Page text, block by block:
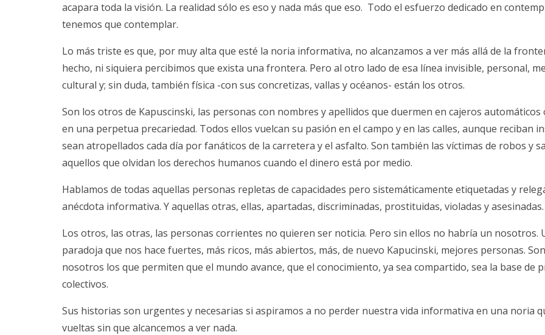
acapara toda la visión. La realidad sólo es eso y nada más que eso. Todo el esfuerzo dedicado en
tenemos que contemplar.
Lo más triste es que, por muy alta que esté la noria informativa, no alcanzamos a ver más allá de la
hecho, ni siquiera percibimos que exista una frontera. Pero al otro lado de esa línea invisible, personal,
cultural y; sin duda, también física -con sus concretizas, vallas y océanos- están los otros.
Son los otros de Kapuscinski, las personas con nombres y apellidos que duermen en cajeros automáticos
en una perpetua precariedad. Todos ellos vuelcan su pasión en el campo y en las calles, aunque reciban
sean atropellados cada día por fanáticos de la carretera y el asfalto. Son también las víctimas de robos y
aquellos que olvidan los derechos humanos cuando el dinero está por medio.
Hablamos de todas aquellas personas repletas de capacidades pero sistemáticamente etiquetadas y
anécdota informativa. Y aquellas otras, ellas, apartadas, discriminadas, prostituidas, violadas y asesinadas.
Los otros, las otras, las personas corrientes no quieren ser noticia. Pero sin ellos no habría un nosotros.
paradoja que nos hace fuertes, más ricos, más abiertos, más, de nuevo Kapucinski, mejores personas.
nosotros los que permiten que el mundo avance, que el conocimiento, ya sea compartido, sea la base de
colectivos.
Sus historias son urgentes y necesarias si aspiramos a no perder nuestra vida informativa en una noria
vueltas sin que alcancemos a ver nada.